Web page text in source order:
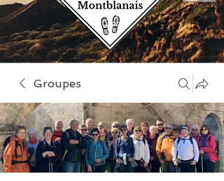
Groupes